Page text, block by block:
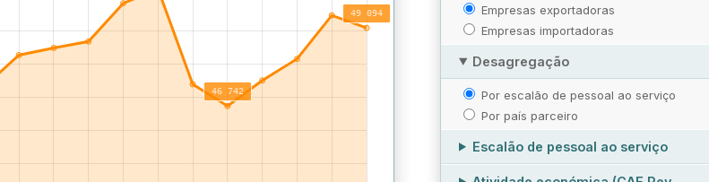
Empresas exportadoras
Empresas importadoras
Desagregação
Por escalão de pessoal ao serviço
Por país parceiro
Escalão de pessoal ao serviço